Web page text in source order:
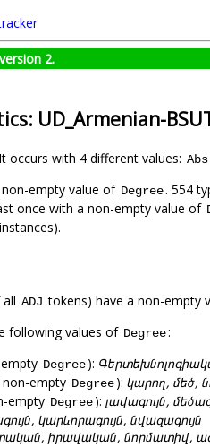
2.
UD_Armenian-
occurs with 4 different values: Abs
empty value of Degree. 554
once with a non-empty value of
ADJ tokens) have a non-empty
following values of Degree:
Degree):
non-empty Degree): կարող, մեծ,
empty Degree): լավագույն,
կարևորագույն, նվազագույն
իրավական, նորմատիվ,